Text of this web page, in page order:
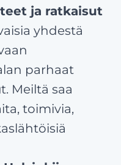
ja ratkaisut
yhdestä
parhaat
Meiltä saa
toimivia,